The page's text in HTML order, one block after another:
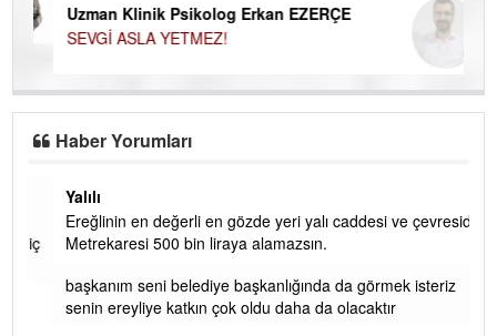
Uzman Klinik Psikolog Erkan EZERÇE
SEVGİ ASLA YETMEZ!
Haber Yorumları
Yalılı
Ereğlinin en değerli en gözde yeri yalı caddesi ve çevresidir.
Metrekaresi 500 bin liraya alamazsın.
başkanım seni belediye başkanlığında da görmek isteriz
senin ereyliye katkın çok oldu daha da olacaktır